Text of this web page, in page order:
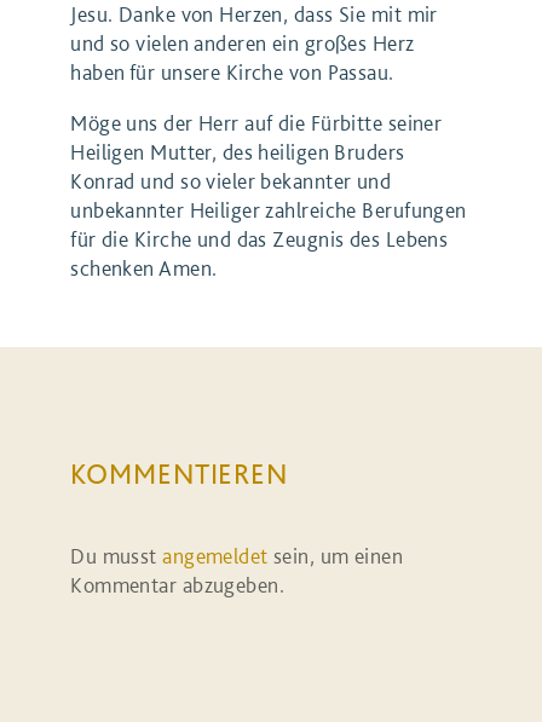
Jesu. Danke von Herzen, dass Sie mit mir
und so vielen anderen ein großes Herz
haben für unsere Kirche von Passau.
Möge uns der Herr auf die Fürbitte seiner
Heiligen Mutter, des heiligen Bruders
Konrad und so vieler bekannter und
unbekannter Heiliger zahlreiche Berufungen
für die Kirche und das Zeugnis des Lebens
schenken Amen.
KOMMENTIEREN
Du musstangemeldet sein, um einen
Kommentar abzugeben.